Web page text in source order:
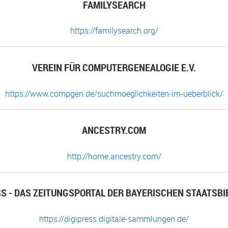
FAMILYSEARCH
https://familysearch.org/
VEREIN FÜR COMPUTERGENEALOGIE E.V.
https://www.compgen.de/suchmoeglichkeiten-im-ueberblick/
ANCESTRY.COM
http://home.ancestry.com/
- DAS ZEITUNGSPORTAL DER BAYERISCHEN
https://digipress.digitale-sammlungen.de/